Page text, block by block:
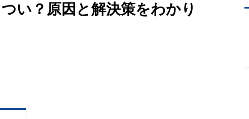
い？原因と解決策をわかり